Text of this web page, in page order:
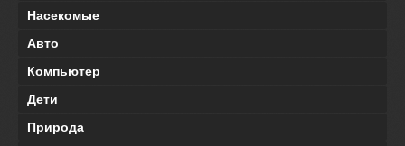
Насекомые
Авто
Компьютер
Дети
Природа